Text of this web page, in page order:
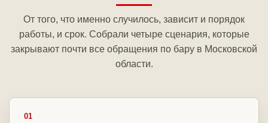
От того, что именно случилось, зависит и порядок
работы, и срок. Собрали четыре сценария, которые
закрывают почти все обращения по бару в Московской
области.
01